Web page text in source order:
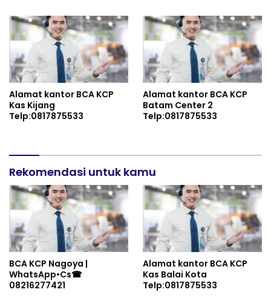
Alamat kantor BCA KCP
Kas Kijang
Telp:0817875533
Alamat kantor BCA KCP
Batam Center 2
Telp:0817875533
Rekomendasi untuk kamu
BCA KCP Nagoya |
WhatsApp•Cs☎
08216277421
Alamat kantor BCA KCP
Kas Balai Kota
Telp:0817875533